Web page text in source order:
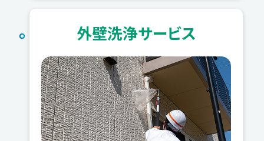
外壁洗浄サービス